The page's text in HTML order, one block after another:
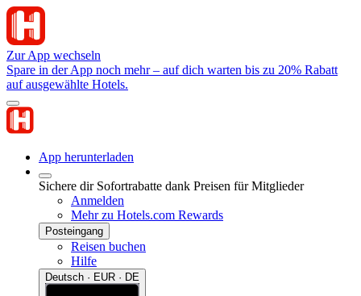
Zur App wechseln
Spare in der App noch mehr – auf dich warten bis zu 20% Rabatt
auf ausgewählte Hotels.
App herunterladen
Sichere dir Sofortrabatte dank Preisen für Mitglieder
Anmelden
Mehr zu Hotels.com Rewards
Posteingang
Reisen buchen
Hilfe
Deutsch · EUR · DE